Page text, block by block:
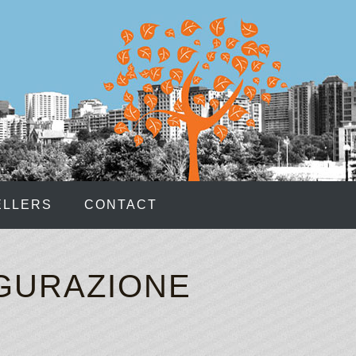
who wants a bit more depth to your game, then this
the feet of.
DLV Bonuses are given to New Zealand players that
of time.
for us to be able to help you find exceptionally safe
casino bonuses.
CASINO
with Dead or Alive from NetEnt leading the pack.
CASINO
CONTACT